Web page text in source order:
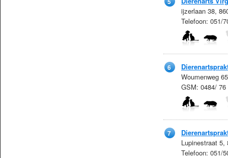
ijzerlaan 38,
Telefoon: 051/
6
Woumenweg
GSM: 0484/
7
Lupinestraat 5,
Telefoon: 051/